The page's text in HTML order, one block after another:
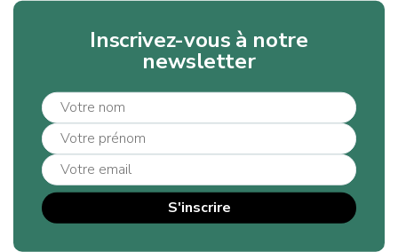
Inscrivez-vous à notre
newsletter